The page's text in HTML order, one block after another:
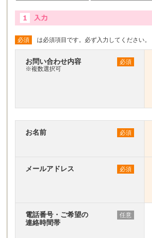
必須 は必須項目です。必ず入力してください。
お問い合わせ内容
※複数選択可
必須
お名前 必須
メールアドレス 必須
電話番号・ご希望の
連絡時間帯
任意